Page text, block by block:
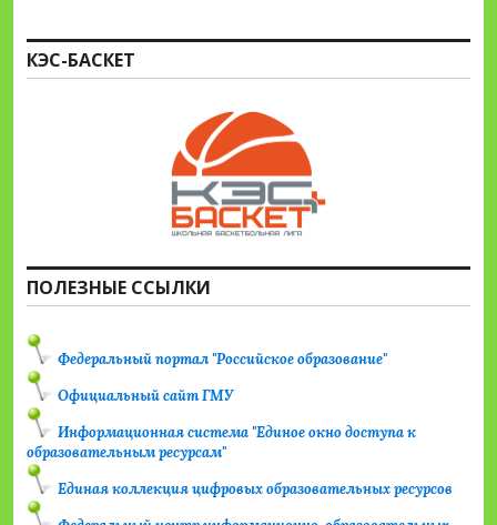
КЭС-БАСКЕТ
ПОЛЕЗНЫЕ ССЫЛКИ
Федеральный портал "Российское образование"
Официальный сайт ГМУ
Информационная система "Единое окно доступа к
образовательным ресурсам"
Единая коллекция цифровых образовательных ресурсов